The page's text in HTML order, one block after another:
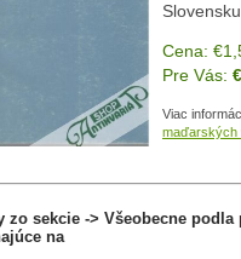
Cena:
Pre Vás:
Viac
maďarských
zo sekcie -> Všeobecne podla
na